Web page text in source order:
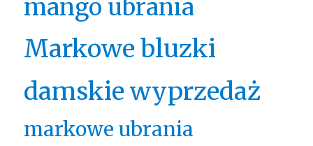
mango ubrania
Markowe bluzki
damskie wyprzedaż
markowe ubrania